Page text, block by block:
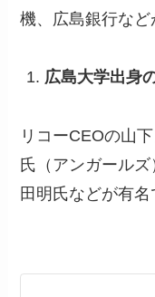
機、広島銀行など
広島大学出身
リコーCEOの山
氏（アンガール
田明氏などが有名